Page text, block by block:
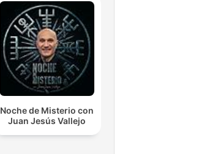
Noche de Misterio con
Juan Jesús Vallejo